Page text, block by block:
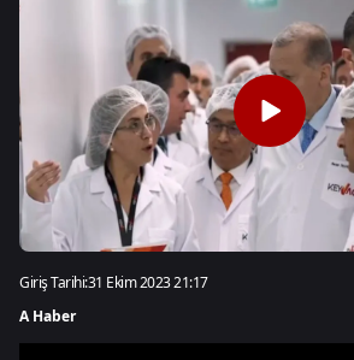
Giriş Tarihi:31 Ekim 2023 21:17
A Haber